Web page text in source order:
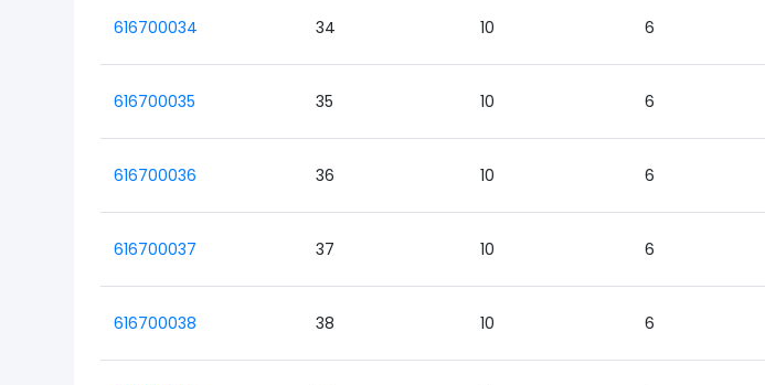
616700034 34 10 6
616700035 35 10 6
616700036 36 10 6
616700037 37 10 6
616700038 38 10 6